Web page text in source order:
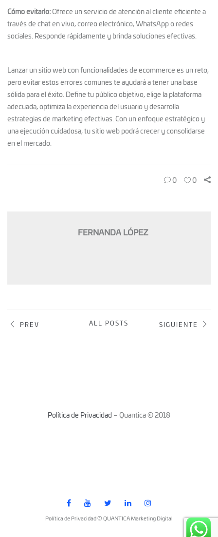
Cómo evitarlo: Ofrece un servicio de atención al cliente eficiente a
través de chat en vivo, correo electrónico, WhatsApp o redes
sociales. Responde rápidamente y brinda soluciones efectivas.
Lanzar un sitio web con funcionalidades de ecommerce es un reto,
pero evitar estos errores comunes te ayudará a tener una base
sólida para el éxito. Define tu público objetivo, elige la plataforma
adecuada, optimiza la experiencia del usuario y desarrolla
estrategias de marketing efectivas. Con un enfoque estratégico y
una ejecución cuidadosa, tu sitio web podrá crecer y consolidarse
en el mercado.
0 0
FERNANDA LÓPEZ
PREV ALL POSTS SIGUIENTE
Política de Privacidad – Quantica © 2018
Política de Privacidad © QUANTICA Marketing Digital